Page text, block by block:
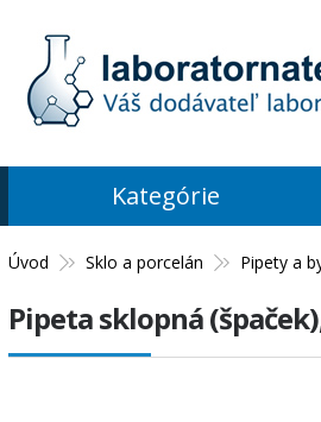
Úvod Sklo a porcelán Pipety a
Pipeta sklopná
Kategórie